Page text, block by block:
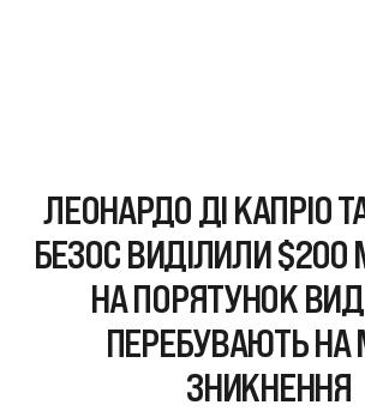
ЛЕОНАРДО ДІ КАПРІО
БЕЗОС ВИДІЛИЛИ $200
НА ПОРЯТУНОК
ПЕРЕБУВАЮТЬ НА
ЗНИКНЕННЯ